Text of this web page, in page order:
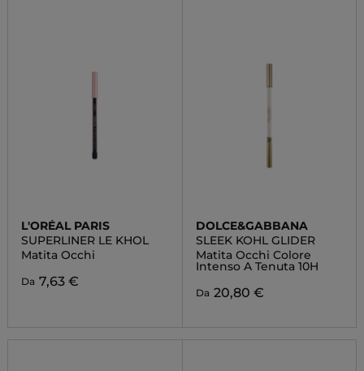
L'ORÉAL PARIS
SUPERLINER LE KHOL
Matita Occhi
Da 7,63 €
DOLCE&GABBANA
SLEEK KOHL GLIDER
Matita Occhi Colore
Intenso A Tenuta 10H
Da 20,80 €